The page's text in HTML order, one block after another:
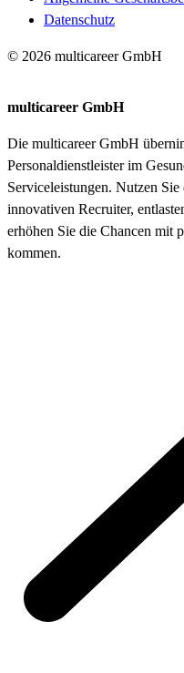
Datenschutz
© 2026 multicareer GmbH
multicareer GmbH
Die multicareer GmbH
Personaldienstleister im
Serviceleistungen. Nutzen
innovativen Recruiter,
erhöhen Sie die Chancen mit
kommen.